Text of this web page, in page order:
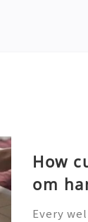
How
om
Every